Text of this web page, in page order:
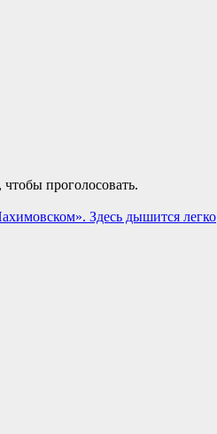
чтобы проголосовать.
Здесь дышится легко